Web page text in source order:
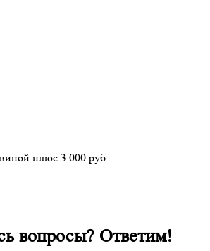
плюс 3 000 руб
вопросы? Ответим!